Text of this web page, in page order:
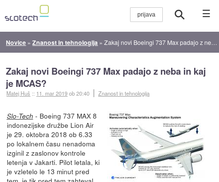
☰
Novice »Znanost in tehnologija »Zakaj novi Boeingi 737 Max padajo z neba in kaj je MCAS?
Zakaj novi Boeingi 737 Max padajo z neba in kaj
je MCAS?
Matej Huš :: 11. mar 2019ob 20:40 Znanost in tehnologija
Slo-Tech - Boeing 737 MAX 8
indonezijske družbe Lion Air
je 29. oktobra 2018 ob 6.33
po lokalnem času nenadoma
izginil z zaslonov kontrole
letenja v Jakarti. Pilot letala, ki
je vzletelo le 13 minut pred